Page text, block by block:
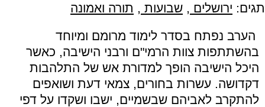
תגים: ירושלים , שבועות , תורה ואמונה
הערב נפתח בסדר לימוד מרומם ומיוחד
בהשתתפות צוות הרמי"ם ורבני הישיבה, כאשר
היכל הישיבה הופך למדורת אש של התלהבות
דקדושה. עשרות בחורים, צמאי דעת ושואפים
להתקרב לאביהם שבשמיים, ישבו ושקדו על דפי